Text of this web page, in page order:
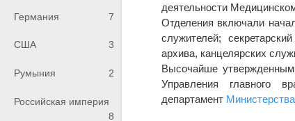
Германия 7
США 3
Румыния 2
Российская империя
8
деятельности
Отделения включали
служителей;
архива, канцелярских
Высочайше
Управления главного
департамент